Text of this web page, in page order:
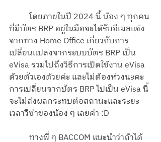
ที่มีบัตร BRP อยู่ในมือจะได้รับอีเมลแจ้ง
จากทาง Home Office เกี่ยวกับการ
เปลี่ยนแปลงจากระบบบัตร BRP เป็น
eVisa รวมไปถึงวิธีการเปิดใช้งาน eVisa
ด้วยตัวเองด้วยค่ะ และไม่ต้องห่วงนะคะ
การเปลี่ยนจากบัตร BRP ไปเป็น eVisa นี้
จะไม่ส่งผลกระทบต่อสถานะและระยะ
เวลาวีซ่าของน้อง ๆ เลยค่า :D